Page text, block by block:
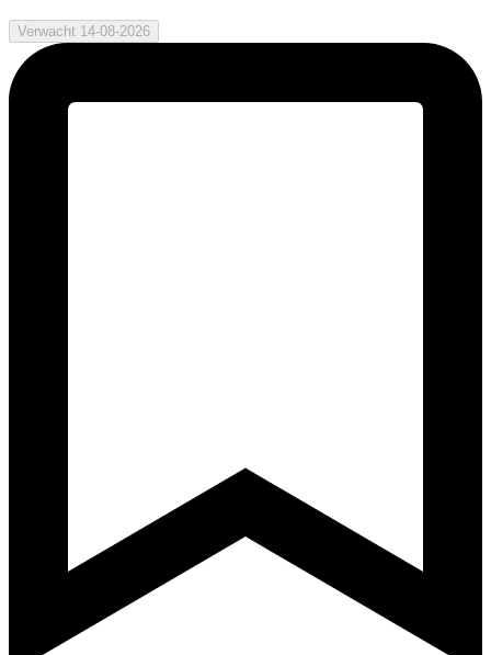
Verwacht 14-08-2026